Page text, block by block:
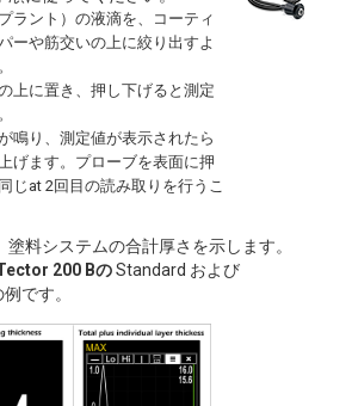
ラント）の液滴を、コーティ
ーや筋交いの上に絞り出すよ
上に置き、押し下げると測定
鳴り、測定値が表示されたら
げます。プローブを表面に押
じat 2回目の読み取りを行うこ
料システムの合計厚さを示します。
200 BのStandard および
です。